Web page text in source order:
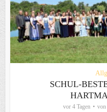
SCHUL-
vor 4 Tagen von